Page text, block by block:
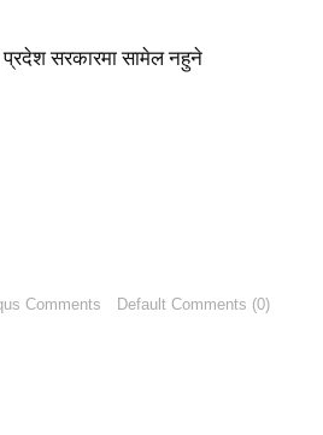
प्रदेश सरकारमा सामेल नहुने
Comments Default Comments (0)